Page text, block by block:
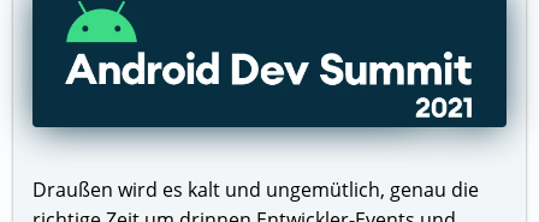
Draußen wird es kalt und ungemütlich, genau die